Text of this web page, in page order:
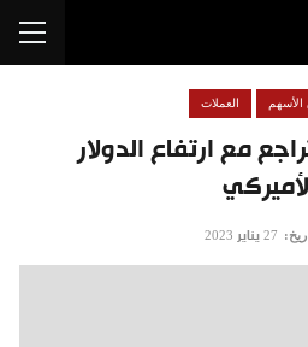
مع ارتفاع الدولار
الأسهم العملات
27 يناير 2023